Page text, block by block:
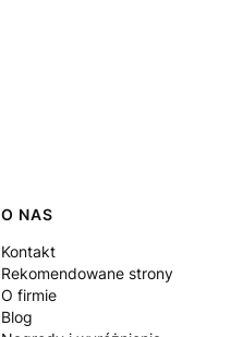
Linki w stopce
O NAS
Kontakt
Rekomendowane strony
O firmie
Blog